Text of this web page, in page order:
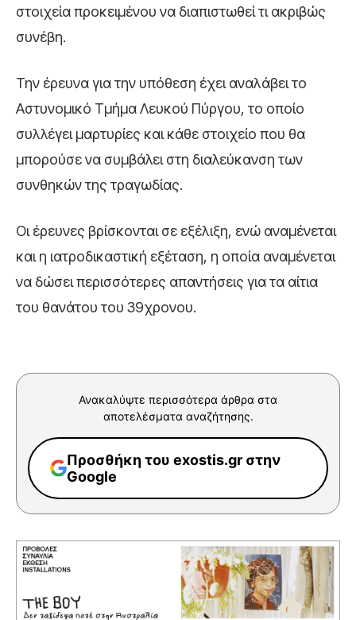
στοιχεία προκειμένου να διαπιστωθεί τι ακριβώς
συνέβη.
Την έρευνα για την υπόθεση έχει αναλάβει το
Αστυνομικό Τμήμα Λευκού Πύργου, το οποίο
συλλέγει μαρτυρίες και κάθε στοιχείο που θα
μπορούσε να συμβάλει στη διαλεύκανση των
συνθηκών της τραγωδίας.
Οι έρευνες βρίσκονται σε εξέλιξη, ενώ αναμένεται
και η ιατροδικαστική εξέταση, η οποία αναμένεται
να δώσει περισσότερες απαντήσεις για τα αίτια
του θανάτου του 39χρονου.
Ανακαλύψτε περισσότερα άρθρα στα
αποτελέσματα αναζήτησης.
Προσθήκη του exostis.gr στην
Google